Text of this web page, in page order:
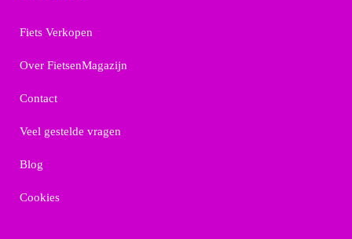
Fiets Verkopen
Over FietsenMagazijn
Contact
Veel gestelde vragen
Blog
Cookies